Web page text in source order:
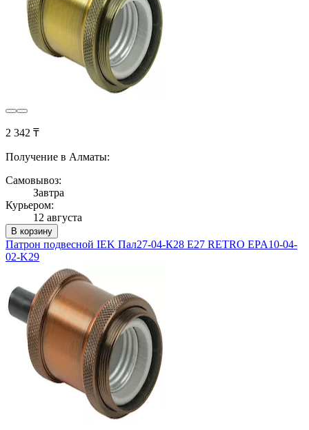
2 342 ₸
Получение в Алматы:
Самовывоз:
Завтра
Курьером:
12 августа
В корзину
Патрон подвесной IEK Пал27-04-К28 E27 RETRO EPA10-04-
02-K29